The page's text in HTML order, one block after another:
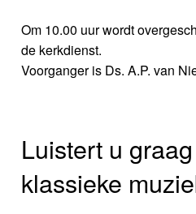
Om 10.00 uur wordt
de kerkdienst.
Voorganger is Ds. A.P. van
Luistert u
klassieke